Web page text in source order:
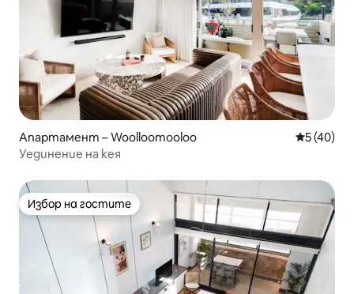
Апартамент – Woolloomooloo Средна
5 (40)
Уединение на кея
Избор на гостите
Избор на гостите